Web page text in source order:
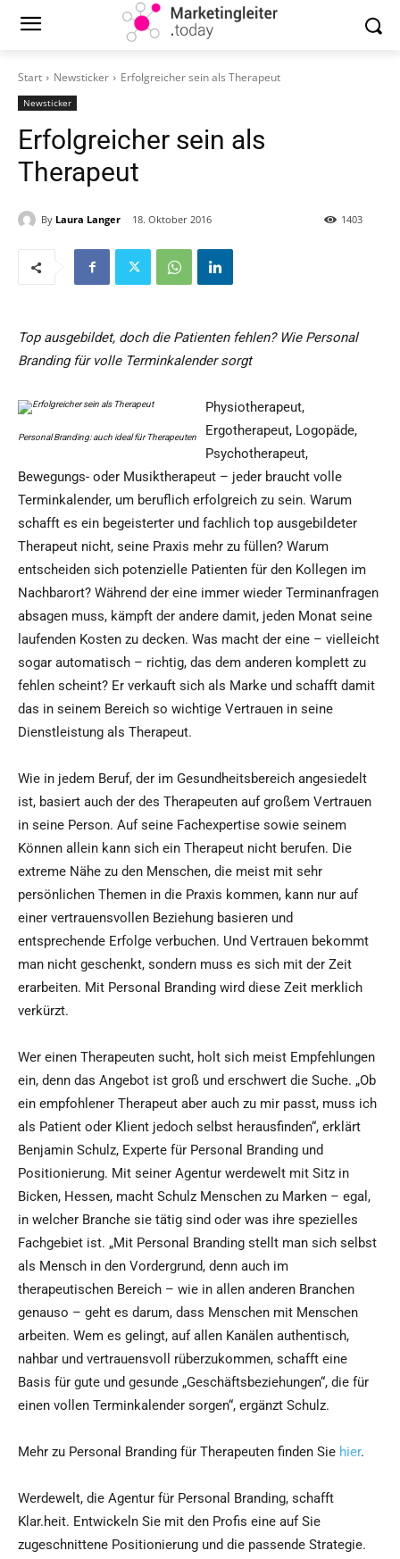
Start Newsticker Erfolgreicher sein als Therapeut
Newsticker
Erfolgreicher sein als
Therapeut
By Laura Langer 18. Oktober 2016 1403
Top ausgebildet, doch die Patienten fehlen? Wie Personal
Branding für volle Terminkalender sorgt
Personal Branding: auch ideal für Therapeuten
Physiotherapeut,
Ergotherapeut, Logopäde,
Psychotherapeut,
Bewegungs- oder Musiktherapeut – jeder braucht volle
Terminkalender, um beruflich erfolgreich zu sein. Warum
schafft es ein begeisterter und fachlich top ausgebildeter
Therapeut nicht, seine Praxis mehr zu füllen? Warum
entscheiden sich potenzielle Patienten für den Kollegen im
Nachbarort? Während der eine immer wieder Terminanfragen
absagen muss, kämpft der andere damit, jeden Monat seine
laufenden Kosten zu decken. Was macht der eine – vielleicht
sogar automatisch – richtig, das dem anderen komplett zu
fehlen scheint? Er verkauft sich als Marke und schafft damit
das in seinem Bereich so wichtige Vertrauen in seine
Dienstleistung als Therapeut.
Wie in jedem Beruf, der im Gesundheitsbereich angesiedelt
ist, basiert auch der des Therapeuten auf großem Vertrauen
in seine Person. Auf seine Fachexpertise sowie seinem
Können allein kann sich ein Therapeut nicht berufen. Die
extreme Nähe zu den Menschen, die meist mit sehr
persönlichen Themen in die Praxis kommen, kann nur auf
einer vertrauensvollen Beziehung basieren und
entsprechende Erfolge verbuchen. Und Vertrauen bekommt
man nicht geschenkt, sondern muss es sich mit der Zeit
erarbeiten. Mit Personal Branding wird diese Zeit merklich
verkürzt.
Wer einen Therapeuten sucht, holt sich meist Empfehlungen
ein, denn das Angebot ist groß und erschwert die Suche. „Ob
ein empfohlener Therapeut aber auch zu mir passt, muss ich
als Patient oder Klient jedoch selbst herausfinden“, erklärt
Benjamin Schulz, Experte für Personal Branding und
Positionierung. Mit seiner Agentur werdewelt mit Sitz in
Bicken, Hessen, macht Schulz Menschen zu Marken – egal,
in welcher Branche sie tätig sind oder was ihre spezielles
Fachgebiet ist. „Mit Personal Branding stellt man sich selbst
als Mensch in den Vordergrund, denn auch im
therapeutischen Bereich – wie in allen anderen Branchen
genauso – geht es darum, dass Menschen mit Menschen
arbeiten. Wem es gelingt, auf allen Kanälen authentisch,
nahbar und vertrauensvoll rüberzukommen, schafft eine
Basis für gute und gesunde „Geschäftsbeziehungen“, die für
einen vollen Terminkalender sorgen“, ergänzt Schulz.
Mehr zu Personal Branding für Therapeuten finden Sie hier.
Werdewelt, die Agentur für Personal Branding, schafft
Klar.heit. Entwickeln Sie mit den Profis eine auf Sie
zugeschnittene Positionierung und die passende Strategie.